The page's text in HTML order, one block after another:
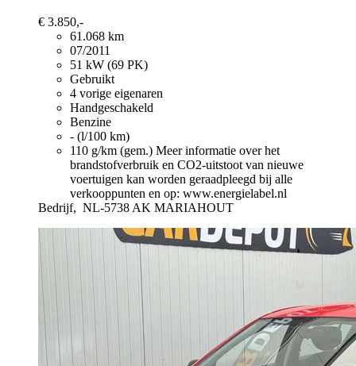
€ 3.850,-
61.068 km
07/2011
51 kW (69 PK)
Gebruikt
4 vorige eigenaren
Handgeschakeld
Benzine
- (l/100 km)
110 g/km (gem.) Meer informatie over het
brandstofverbruik en CO2-uitstoot van nieuwe
voertuigen kan worden geraadpleegd bij alle
verkooppunten en op: www.energielabel.nl
Bedrijf, NL-5738 AK MARIAHOUT